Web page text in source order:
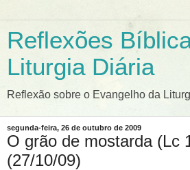
Reflexões
Liturgia Diária
Reflexão sobre o Evangelho da
segunda-feira, 26 de outubro de 2009
O grão de mostarda (Lc
(27/10/09)